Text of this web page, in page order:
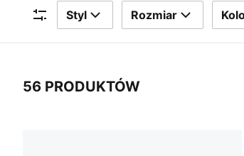
Filtry
Styl Rozmiar
56 PRODUKTÓW